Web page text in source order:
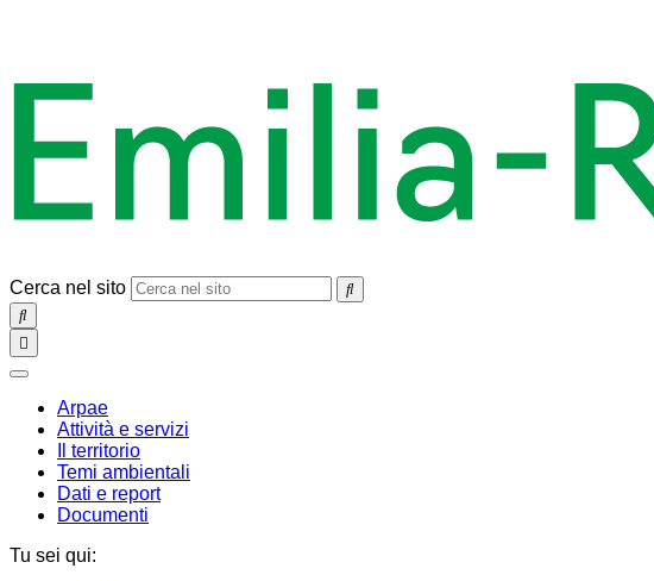
Cerca nel sito
SEARCH
Toggle
navigation
chiudi
Arpae
Attività e servizi
Il territorio
Temi ambientali
Dati e report
Documenti
Tu sei qui: